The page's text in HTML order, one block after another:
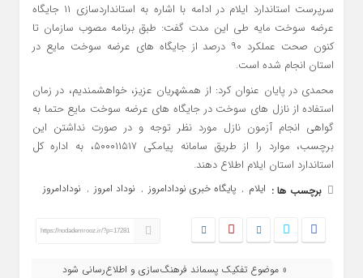
سرپرست استاندارد ایلام در ادامه با اشاره به استانداردسازی ۱۱ جایگاه
عرضه سوخت مایه طی این مدت گفت: طبق برنامه مصوب سازمان تا
کنون صحت عملکرد ۹۰ درصد از جایگاه های عرضه سوخت مایع در
استان انجام شده است.
محمدی در پایان عنوان کرد: از همشهریان عزیز، خواهشمندیم، در زمان
استفاده از نازل های سوخت در جایگاه های عرضه سوخت مایع حتما به
گواهی انجام آزمون نازل مورد نظر توجه و در صورت نداشتن این
برچسب، موارد را از طریق سامانه پیامکی ۵۰۰۰۱۱۵۱۷، به اداره کل
استاندارد استان ایلام اطلاع دهند.
برچسب ها : ایلام , پایگاه خبری نودادامروز , نوداد امروز , نودادامروز
https://nodademrooz.ir/?p=17281
« موضوع تفکیک پسماند فرهنگ‌سازی و اطلاع‌رسانی شود